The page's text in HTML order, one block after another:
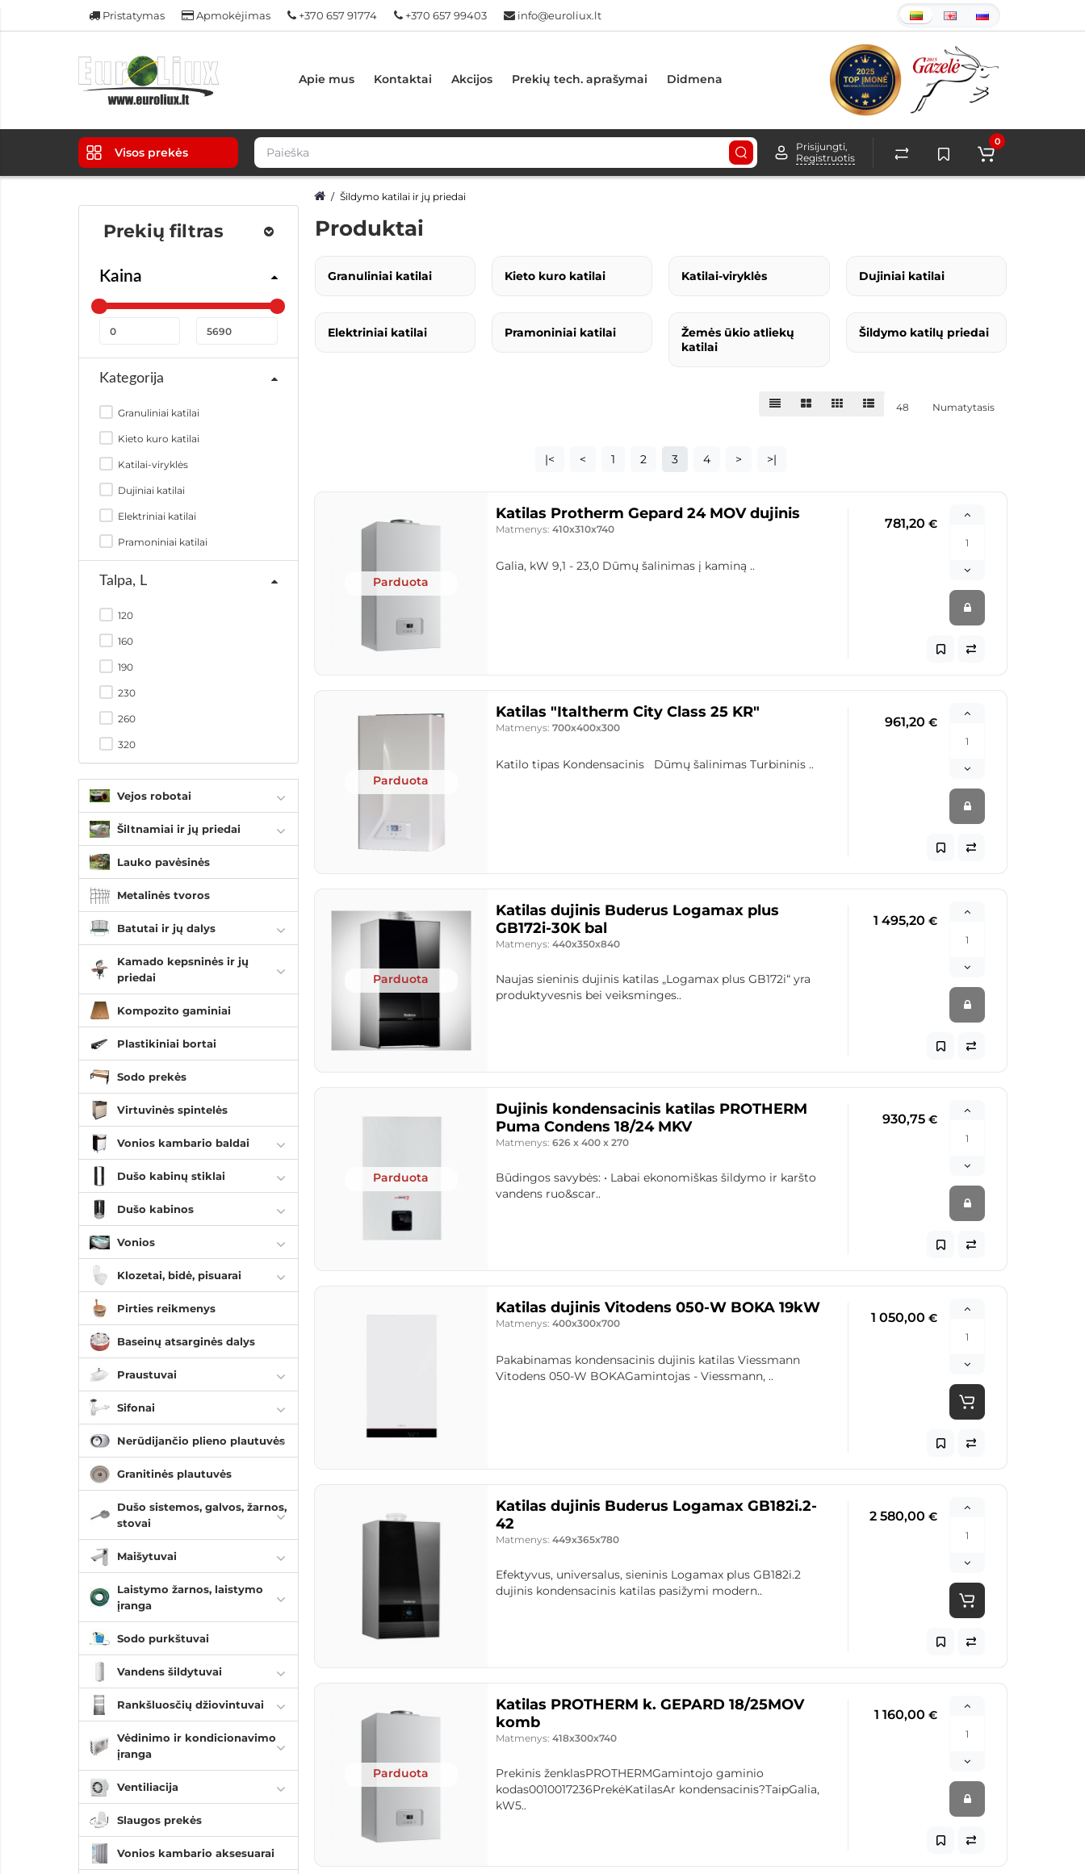
Pristatymas Apmokėjimas +370 657 91774 +370 657 99403 info@euroliux.lt
Apie mus Kontaktai Akcijos Prekių tech. aprašymai Didmena
Visos prekės
Prisijungti,
Registruotis
0
Šildymo katilai ir jų priedai
Prekių filtras
Kaina
Kategorija
Granuliniai katilai
Kieto kuro katilai
Katilai-viryklės
Dujiniai katilai
Elektriniai katilai
Pramoniniai katilai
Talpa, L
120
160
190
230
260
320
400
600
Vejos robotai
Šiltnamiai ir jų priedai
Lauko pavėsinės
Metalinės tvoros
Batutai ir jų dalys
Kamado kepsninės ir jų
priedai
Kompozito gaminiai
Plastikiniai bortai
Sodo prekės
Virtuvinės spintelės
Vonios kambario baldai
Dušo kabinų stiklai
Dušo kabinos
Vonios
Klozetai, bidė, pisuarai
Pirties reikmenys
Baseinų atsarginės dalys
Praustuvai
Sifonai
Nerūdijančio plieno plautuvės
Granitinės plautuvės
Dušo sistemos, galvos, žarnos,
stovai
Maišytuvai
Laistymo žarnos, laistymo
įranga
Sodo purkštuvai
Vandens šildytuvai
Rankšluosčių džiovintuvai
Vėdinimo ir kondicionavimo
įranga
Ventiliacija
Slaugos prekės
Vonios kambario aksesuarai
Produktai
Granuliniai katilai Kieto kuro katilai Katilai-viryklės Dujiniai katilai
Elektriniai katilai Pramoniniai katilai
Žemės ūkio atliekų
katilai
Šildymo katilų priedai
48 Numatytasis
|< < 1 2 3 4 > >|
Parduota
Katilas Protherm Gepard 24 MOV dujinis
Matmenys: 410x310x740
Galia, kW 9,1 - 23,0 Dūmų šalinimas į kaminą ..
781,20 €
Parduota
Katilas "Italtherm City Class 25 KR"
Matmenys: 700x400x300
Katilo tipas Kondensacinis Dūmų šalinimas Turbininis ..
961,20 €
Parduota
Katilas dujinis Buderus Logamax plus
GB172i-30K bal
Matmenys: 440x350x840
Naujas sieninis dujinis katilas „Logamax plus GB172i“ yra
produktyvesnis bei veiksminges..
1 495,20 €
Parduota
Dujinis kondensacinis katilas PROTHERM
Puma Condens 18/24 MKV
Matmenys: 626 x 400 x 270
Būdingos savybės: • Labai ekonomiškas šildymo ir karšto
vandens ruo&scar..
930,75 €
Katilas dujinis Vitodens 050-W BOKA 19kW
Matmenys: 400x300x700
Pakabinamas kondensacinis dujinis katilas Viessmann
Vitodens 050-W BOKAGamintojas - Viessmann, ..
1 050,00 €
Katilas dujinis Buderus Logamax GB182i.2-
42
Matmenys: 449x365x780
Efektyvus, universalus, sieninis Logamax plus GB182i.2
dujinis kondensacinis katilas pasižymi modern..
2 580,00 €
Parduota
Katilas PROTHERM k. GEPARD 18/25MOV
komb
Matmenys: 418x300x740
Prekinis ženklasPROTHERMGamintojo gaminio
kodas0010017236PrekėKatilasAr kondensacinis?TaipGalia,
kW5..
1 160,00 €